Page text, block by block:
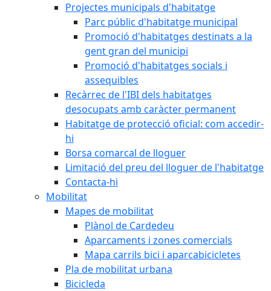
Projectes municipals d'habitatge
Parc públic d'habitatge municipal
Promoció d'habitatges destinats a la
gent gran del municipi
Promoció d'habitatges socials i
assequibles
Recàrrec de l'IBI dels habitatges
desocupats amb caràcter permanent
Habitatge de protecció oficial: com accedir-
hi
Borsa comarcal de lloguer
Limitació del preu del lloguer de l'habitatge
Contacta-hi
Mobilitat
Mapes de mobilitat
Plànol de Cardedeu
Aparcaments i zones comercials
Mapa carrils bici i aparcabicicletes
Pla de mobilitat urbana
Bicicleda